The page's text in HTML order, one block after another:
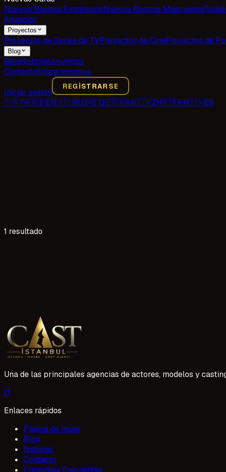
Nuevos Rostros FemeninosNuevos Rostros Masculinos
Anuncios
Proyectos
Proyectos de Series de TVProyectos de CineProyectos de
Blog
BlogNoticiasAnuncios
ContactoSobre nosotros
Iniciar sesión
REGISTRARSE
🇹🇷TR🇬🇧EN🇷🇺RU🇩🇪DE🇸🇦AR🇨🇳ZH🇫🇷FR🇪🇸ES
1 resultado
değerli yetenekleri doğru projelerle buluşturmak için
1 Mayıs 2026
Una de las principales agencias de actores, modelos y
IT
Enlaces rápidos
Página de inicio
Blog
Noticias
Contacto
Preguntas Frecuentes